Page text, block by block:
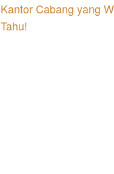
Kantor Cabang yang
Tahu!